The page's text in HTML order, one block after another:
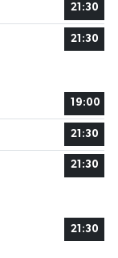
21:30
21:30
19:00
21:30
21:30
21:30